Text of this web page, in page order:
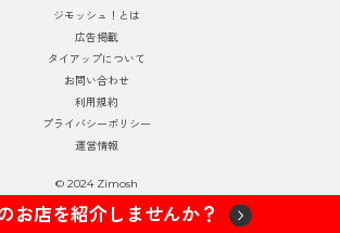
ジモッシュ！とは
広告掲載
タイアップについて
お問い合わせ
利用規約
プライバシーポリシー
運営情報
© 2024 Zimosh
お店を紹介しませんか？